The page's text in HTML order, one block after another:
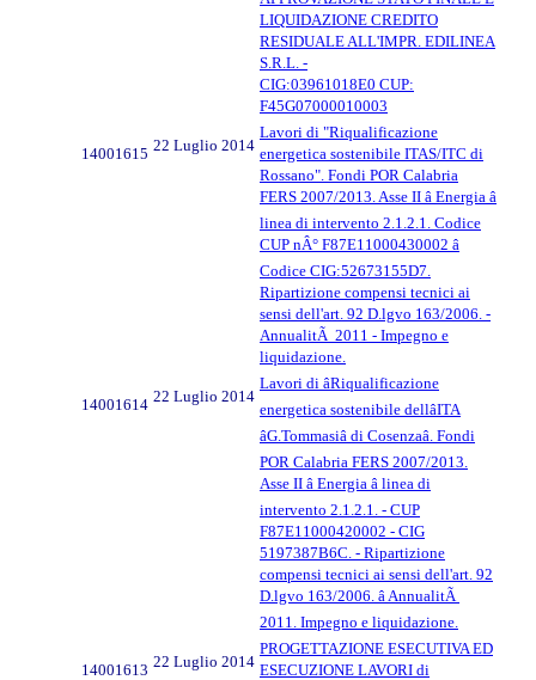
LIQUIDAZIONE CREDITO
RESIDUALE ALL'IMPR. EDILINEA
S.R.L. -
CIG:03961018E0 CUP:
F45G07000010003
14001615 22 Luglio 2014
Lavori di "Riqualificazione
energetica sostenibile ITAS/ITC di
Rossano". Fondi POR Calabria
FERS 2007/2013. Asse II â Energia â
linea di intervento 2.1.2.1. Codice
CUP nÂ° F87E11000430002 â
Codice CIG:52673155D7.
Ripartizione compensi tecnici ai
sensi dell'art. 92 D.lgvo 163/2006. -
AnnualitÃ 2011 - Impegno e
liquidazione.
14001614 22 Luglio 2014
Lavori di âRiqualificazione
energetica sostenibile dellâITA
âG.Tommasiâ di Cosenzaâ. Fondi
POR Calabria FERS 2007/2013.
Asse II â Energia â linea di
intervento 2.1.2.1. - CUP
F87E11000420002 - CIG
5197387B6C. - Ripartizione
compensi tecnici ai sensi dell'art. 92
D.lgvo 163/2006. â AnnualitÃ
2011. Impegno e liquidazione.
14001613 22 Luglio 2014
PROGETTAZIONE ESECUTIVA ED
ESECUZIONE LAVORI di